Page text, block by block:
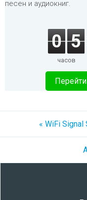
песен и аудиокниг.
0 5
часов
Перейти
« WiFi